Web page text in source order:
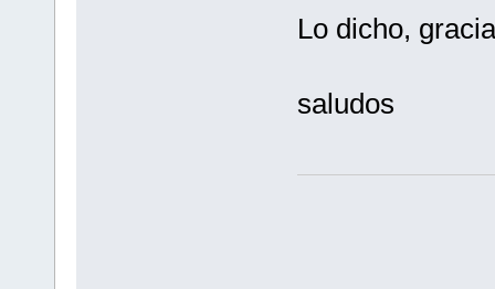
Lo dicho,
saludos